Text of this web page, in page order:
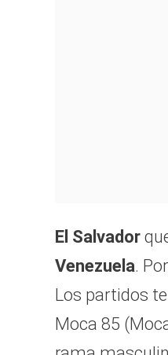
El Salvador
Venezuela.
Los partidos
Moca 85